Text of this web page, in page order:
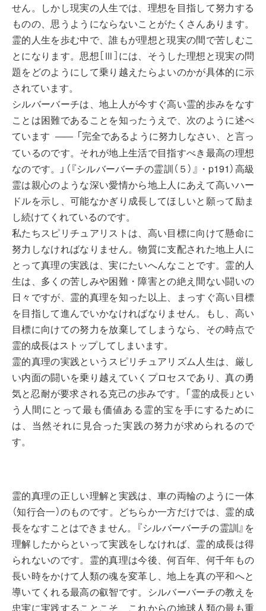
せん。しかし現実の人生では、理想を目指して努力する
ものの、思うようにならないことがたくさんあります。
霊的人生を歩む中で、誰もが理想と現実の間で苦しむこ
とになります。思想［Ⅲ］には、そうした理想と現実の問
題をどのようにして乗り越えたらよいのかが具体的に示
されています。
シルバーバーチは、地上人が今すぐ高い霊的歩みをなす
ことは困難であることを知ったうえで、次のように述べ
ています ――
「完全であるように努力しなさい、と言っ
ているのです。それが地上生活で目指すべき最高の理想
なのです。」（『シルバーバーチの霊訓（５）』・p191）高級
霊は親心のような深い愛情から地上人にあえて高いハー
ドルを示し、可能なかぎり成長してほしいと願って励ま
し続けてくれているのです。
私たちスピリチュアリストは、高い目標に向けて懸命に
努力しなければなりません。物質に支配された地上人に
とって真理の実践は、実にたいへんなことです。霊的人
生は、多くの苦しみや困難・障害との絶え間ない闘いの
日々ですが、霊的真理を知った以上、まっすぐ高い目標
を目指して進んでいかなければなりません。もし、高い
目標に向けての努力を放棄してしまうなら、その時点で
霊的成長はストップしてしまいます。
霊的真理の実践というスピリチュアリズム人生は、厳し
い内面の闘いを乗り越えていくプロセスであり、真の勇
気と忍耐が要求される克己の歩みです。「霊的成長」とい
う人間にとって最も価値ある霊的宝を手にするために
は、当然それに見合った実践の努力が求められるので
す。
霊的真理の正しい理解と実践は、車の両輪のように一体
（知行合一）のものです。どちらか一方だけでは、霊的成
長をなすことはできません。『シルバーバーチの霊訓』を
理解したからといって実践をしなければ、霊的成長は得
られないのです。霊的真理は今後、何百年、何千年もの
長い時をかけて人類の魂を変革し、地上を真の平和へと
導いてくれる最高の叡智です。シルバーバーチの教えを
忠実に実践することこそ、これからの地球人類の最も重